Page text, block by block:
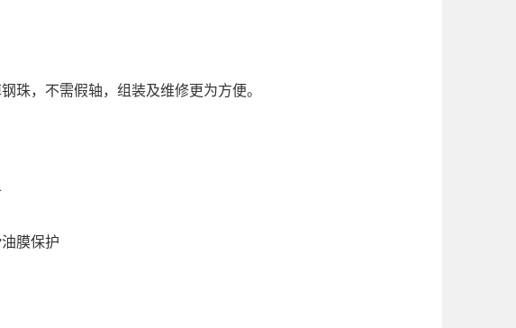
，不需假轴，组装及维修更为方便。
膜保护